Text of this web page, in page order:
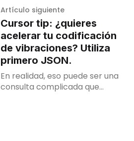
en que desarrollamos
aplicaciones Angu
Artículo siguiente
Cursor tip: ¿quieres
acelerar tu codificación
de vibraciones? Utiliza
primero JSON.
En realidad, eso puede ser una
consulta complicada que